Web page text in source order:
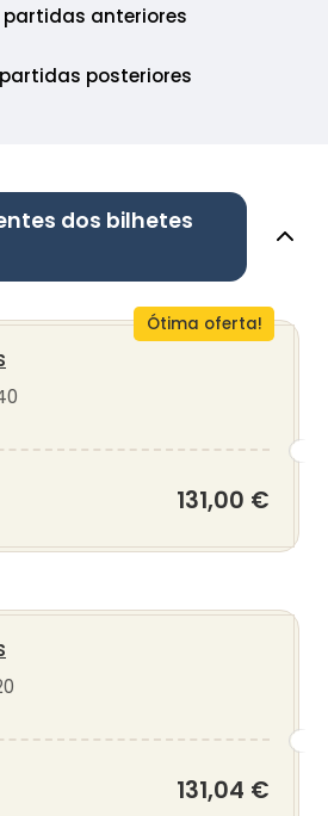
partidas anteriores
posteriores
dos bilhetes
Ótima oferta!
131,00 €
131,04 €